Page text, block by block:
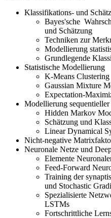
Klassifikations- und
Bayes'sche
und Schätzung
Techniken zur
Modellierung
Grundlegende
Statistische Modellierung
K-Means Clustering
Gaussian Mixture
Expectation-
Modellierung sequentieller
Hidden Markov
Schätzung und
Linear Dynamical
Nicht-negative
Neuronale Netze und
Elemente
Feed-Forward
Training der
und Stochastic
Spezialisierte
LSTMs
Fortschrittliche